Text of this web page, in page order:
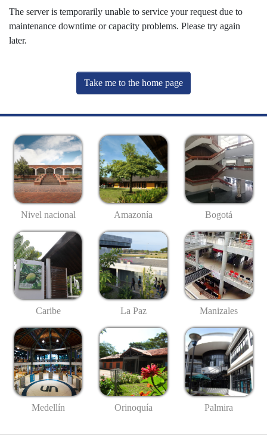
The server is temporarily unable to service your request due to
maintenance downtime or capacity problems. Please try again
later.
Take me to the home page
Nivel nacional Amazonía Bogotá
Caribe La Paz Manizales
Medellín Orinoquía Palmira